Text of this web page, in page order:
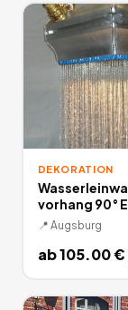
von den über
Sie zum Deko-
Dekoartikel
DEKORATION
vorhang 90°
📍 Augsburg
ab105.00€